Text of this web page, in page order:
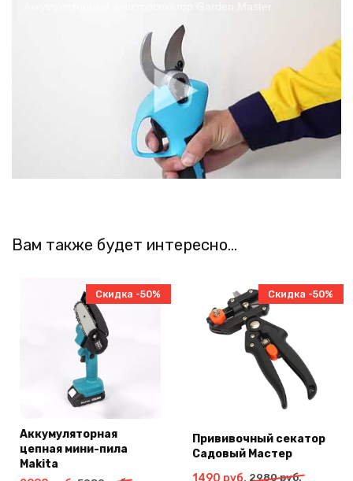
Вам также будет интересно…
Скидка -50%
Аккумуляторная
цепная мини-пила
Makita
Скидка -50%
Прививочный секатор
Садовый Мастер
2980руб.
Первоначальная
Текущая